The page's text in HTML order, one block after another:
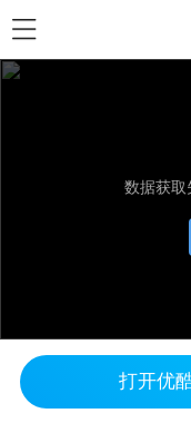
数据获取
打开优